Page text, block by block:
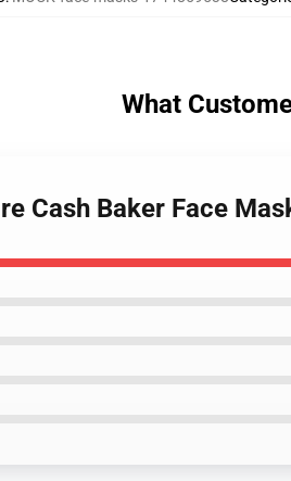
What
Cash Baker Face